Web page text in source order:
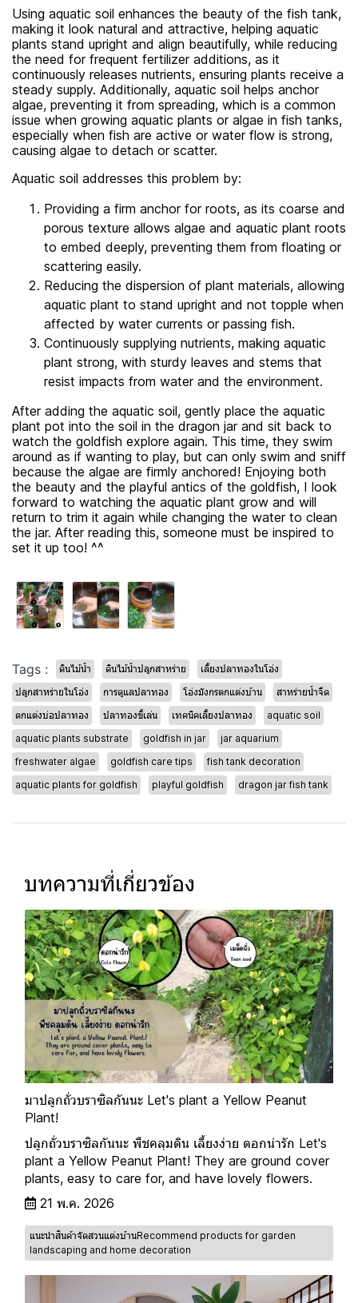
Using aquatic soil enhances the beauty of the fish tank,
making it look natural and attractive, helping aquatic
plants stand upright and align beautifully, while reducing
the need for frequent fertilizer additions, as it
continuously releases nutrients, ensuring plants receive a
steady supply. Additionally, aquatic soil helps anchor
algae, preventing it from spreading, which is a common
issue when growing aquatic plants or algae in fish tanks,
especially when fish are active or water flow is strong,
causing algae to detach or scatter.
Aquatic soil addresses this problem by:
Providing a firm anchor for roots, as its coarse and
porous texture allows algae and aquatic plant roots
to embed deeply, preventing them from floating or
scattering easily.
Reducing the dispersion of plant materials, allowing
aquatic plant to stand upright and not topple when
affected by water currents or passing fish.
Continuously supplying nutrients, making aquatic
plant strong, with sturdy leaves and stems that
resist impacts from water and the environment.
After adding the aquatic soil, gently place the aquatic
plant pot into the soil in the dragon jar and sit back to
watch the goldfish explore again. This time, they swim
around as if wanting to play, but can only swim and sniff
because the algae are firmly anchored! Enjoying both
the beauty and the playful antics of the goldfish, I look
forward to watching the aquatic plant grow and will
return to trim it again while changing the water to clean
the jar. After reading this, someone must be inspired to
set it up too! ^^
Tags : ดินไม้น้ำ ดินไม้น้ำปลูกสาหร่าย
เลี้ยงปลาทองในโอ่ง
ปลูกสาหร่ายในโอ่ง
การดูแลปลาทอง โอ่งมังกรตกแต่งบ้าน
สาหร่ายน้ำจืด
ตกแต่งบ่อปลาทอง
ปลาทองขี้เล่น เทคนิคเลี้ยงปลาทอง
aquatic soil
aquatic plants substrate
goldfish in jar
jar aquarium
freshwater algae
goldfish care tips
fish tank decoration
aquatic plants for goldfish
playful goldfish dragon jar fish tank
บทความที่เกี่ยวข้อง
มาปลูกถั่วบราซิลกันนะ Let's plant a Yellow Peanut
Plant!
ปลูกถั่วบราซิลกันนะ พืชคลุมดิน เลี้ยงง่าย ดอกน่ารัก Let's
plant a Yellow Peanut Plant! They are ground cover
plants, easy to care for, and have lovely flowers.
21 พ.ค. 2026
แนะนำสินค้าจัดสวนแต่งบ้านRecommend products for garden
landscaping and home decoration